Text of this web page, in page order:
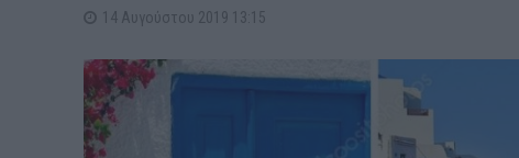
14 Αυγούστου 2019 13:15